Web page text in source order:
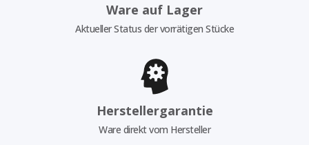
Ware auf Lager
Aktueller Status der vorrätigen Stücke
Herstellergarantie
Ware direkt vom Hersteller